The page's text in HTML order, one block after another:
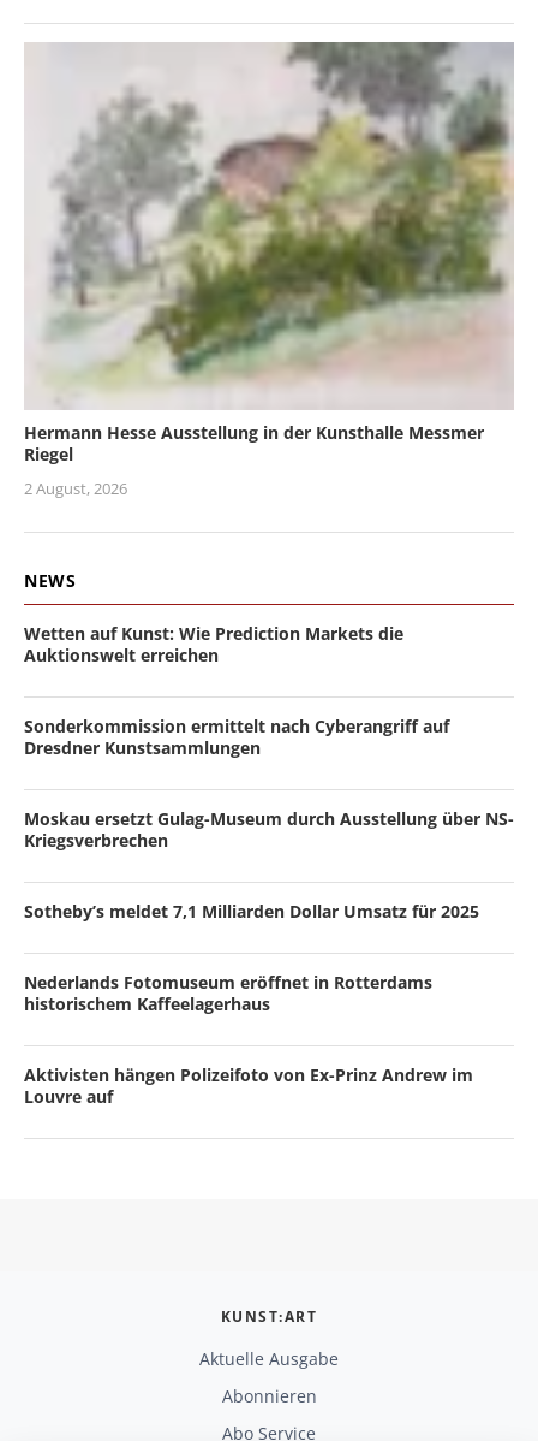
Hermann Hesse Ausstellung in der Kunsthalle Messmer
Riegel
2 August, 2026
NEWS
Wetten auf Kunst: Wie Prediction Markets die
Auktionswelt erreichen
Sonderkommission ermittelt nach Cyberangriff auf
Dresdner Kunstsammlungen
Moskau ersetzt Gulag-Museum durch Ausstellung über NS-
Kriegsverbrechen
Sotheby’s meldet 7,1 Milliarden Dollar Umsatz für 2025
Nederlands Fotomuseum eröffnet in Rotterdams
historischem Kaffeelagerhaus
Aktivisten hängen Polizeifoto von Ex-Prinz Andrew im
Louvre auf
KUNST:ART
Aktuelle Ausgabe
Abonnieren
Abo Service